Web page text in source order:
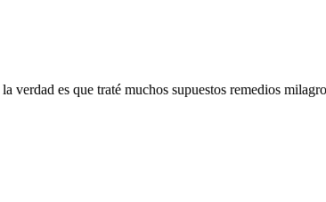
verdad es que traté muchos supuestos remedios